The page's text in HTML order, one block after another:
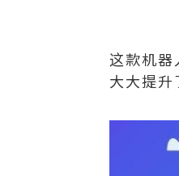
这款机
大大提